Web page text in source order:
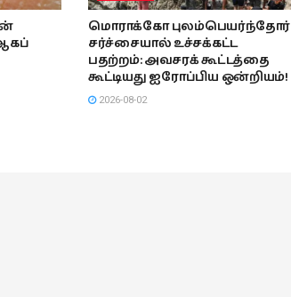
மொராக்கோ புலம்பெயர்ந்தோர்
சர்ச்சையால் உச்சக்கட்ட
பதற்றம்: அவசரக் கூட்டத்தை
கூட்டியது ஐரோப்பிய ஒன்றியம்!
2026-08-02